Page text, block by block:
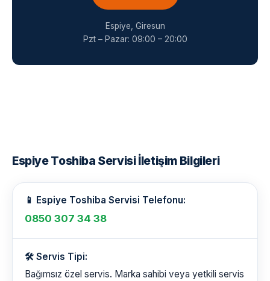
Espiye, Giresun
Pzt – Pazar: 09:00 – 20:00
Espiye Toshiba Servisi İletişim Bilgileri
📱 Espiye Toshiba Servisi Telefonu:
0850 307 34 38
🛠️ Servis Tipi:
Bağımsız özel servis. Marka sahibi veya yetkili servis